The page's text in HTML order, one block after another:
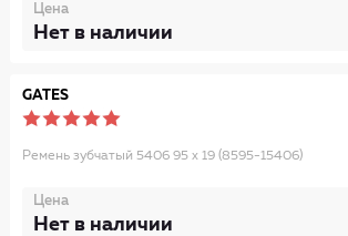
Цена
Нет в наличии
GATES
Ремень зубчатый 5406 95 x 19 (8595-15406)
Цена
Нет в наличии